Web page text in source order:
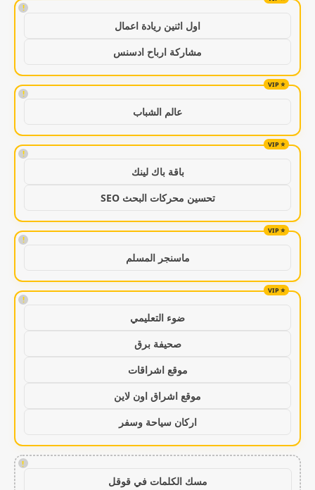
!
اول اثنين ريادة اعمال
مشاركة ارباح ادسنس
!
عالم الشباب
!
باقة باك لينك
تحسين محركات البحث SEO
!
ماسنجر المسلم
!
ضوء التعليمي
صحيفة برق
موقع اشراقات
موقع اشراق اون لاين
اركان سياحة وسفر
!
مسك الكلمات في قوقل